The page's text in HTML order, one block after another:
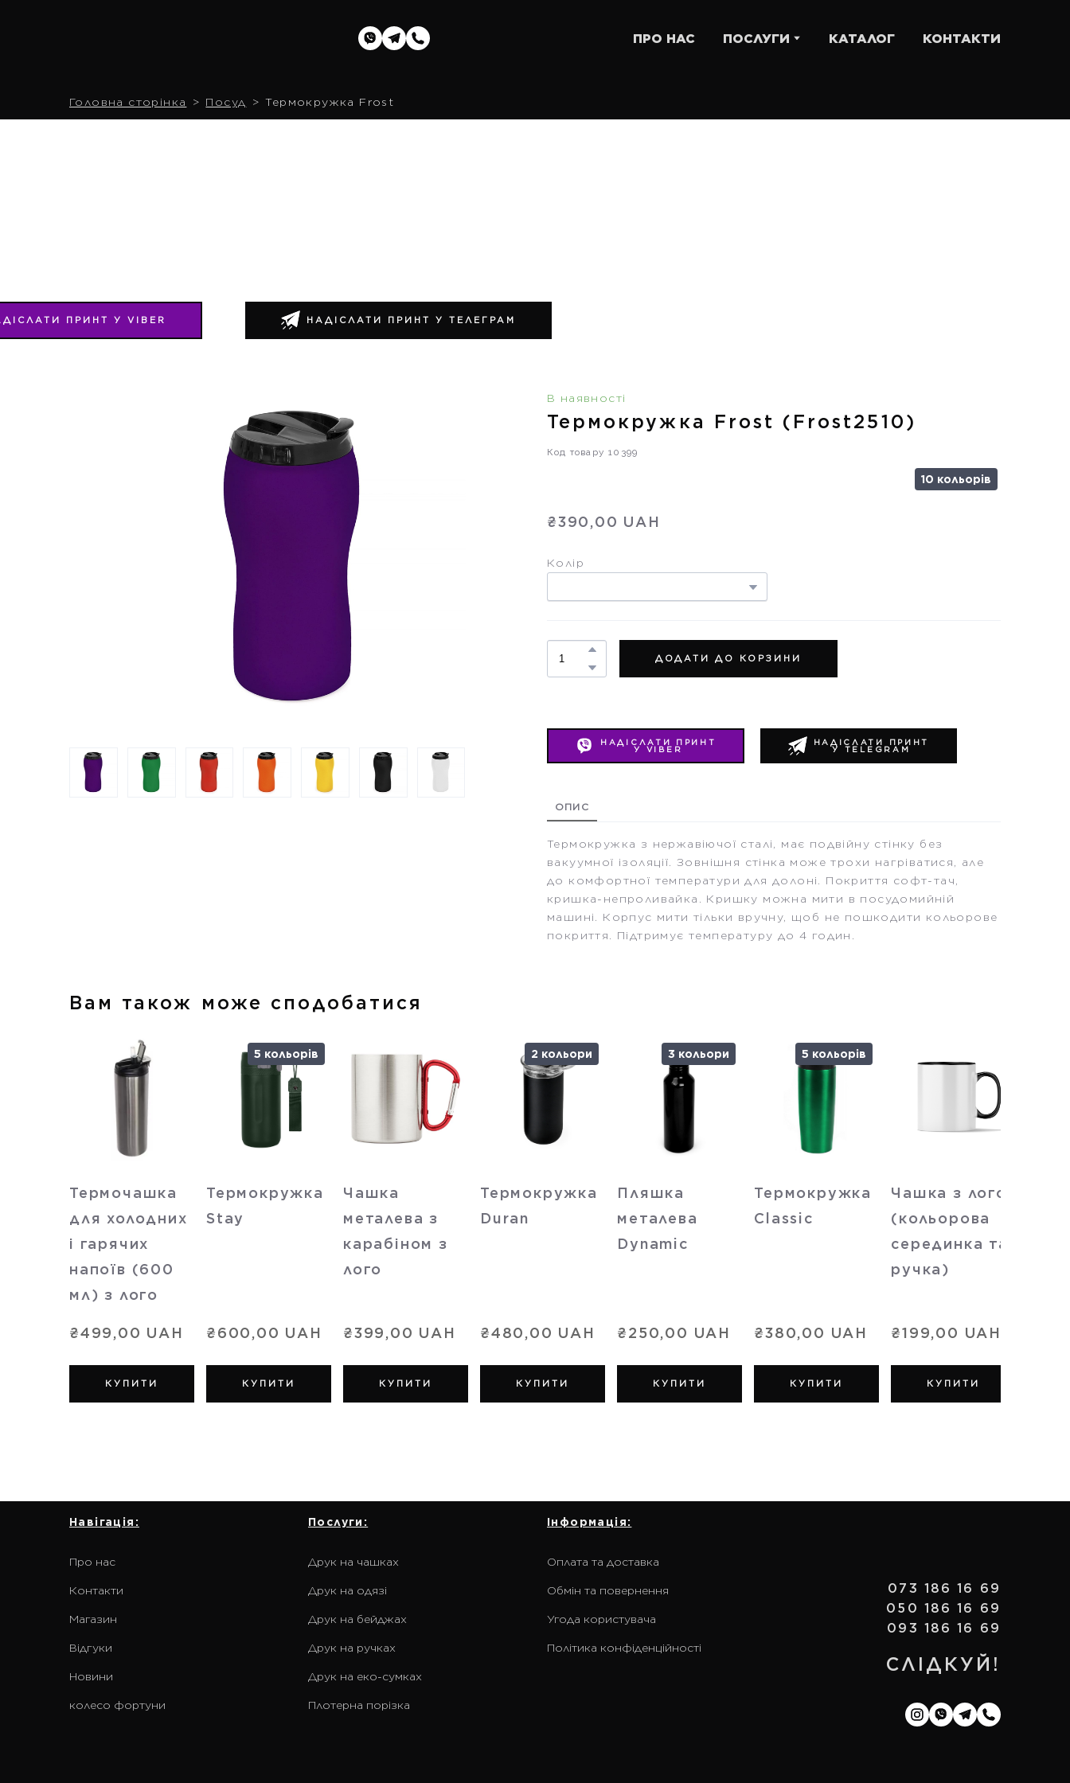
ПРО НАС ПОСЛУГИ КАТАЛОГ КОНТАКТИ
Головна сторінка Посуд Термокружка Frost
ПРИНТ У VIBER НАДІСЛАТИ ПРИНТ У ТЕЛЕГРАМ
В наявності
Термокружка Frost (Frost2510)
Код товару 10399
10 кольорів
₴390,00 UAH
Колір
ДОДАТИ ДО КОРЗИНИ
НАДІСЛАТИ ПРИНТ
У VIBER
НАДІСЛАТИ ПРИНТ
У TELEGRAM
ОПИС
Термокружка з нержавіючої сталі, має подвійну стінку без
вакуумної ізоляції. Зовнішня стінка може трохи нагріватися, але
до комфортної температури для долоні. Покриття софт-тач,
кришка-непроливайка. Кришку можна мити в посудомийній
машині. Корпус мити тільки вручну, щоб не пошкодити кольорове
покриття. Підтримує температуру до 4 годин.
Вам також може сподобатися
Термочашка
для холодних
і гарячих
напоїв (600
мл) з лого
₴499,00 UAH
КУПИТИ
5 кольорів
Термокружка
Stay
₴600,00 UAH
КУПИТИ
Чашка
металева з
карабіном з
лого
₴399,00 UAH
КУПИТИ
2 кольори
Термокружка
Duran
₴480,00 UAH
КУПИТИ
3 кольори
Пляшка
металева
Dynamic
₴250,00 UAH
КУПИТИ
5 кольорів
Термокружка
Classic
₴380,00 UAH
КУПИТИ
Чашка з лого
(кольорова
серединка та
ручка)
₴199,00 UAH
КУПИТИ
Навігація:
Про нас
Контакти
Магазин
Відгуки
Новини
колесо фортуни
Послуги:
Друк на чашках
Друк на одязі
Друк на бейджах
Друк на ручках
Друк на еко-сумках
Плотерна порізка
Інформація:
Оплата та доставка
Обмін та повернення
Угода користувача
Політика конфіденційності
073 186 16 69
050 186 16 69
093 186 16 69
СЛІДКУЙ!